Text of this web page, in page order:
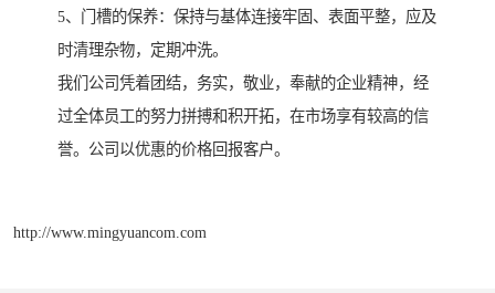
5、门槽的保养：保持与基体连接牢固、表面平整，应及
时清理杂物，定期冲洗。
我们公司凭着团结，务实，敬业，奉献的企业精神，经
过全体员工的努力拼搏和积开拓，在市场享有较高的信
誉。公司以优惠的价格回报客户。
http://www.mingyuancom.com